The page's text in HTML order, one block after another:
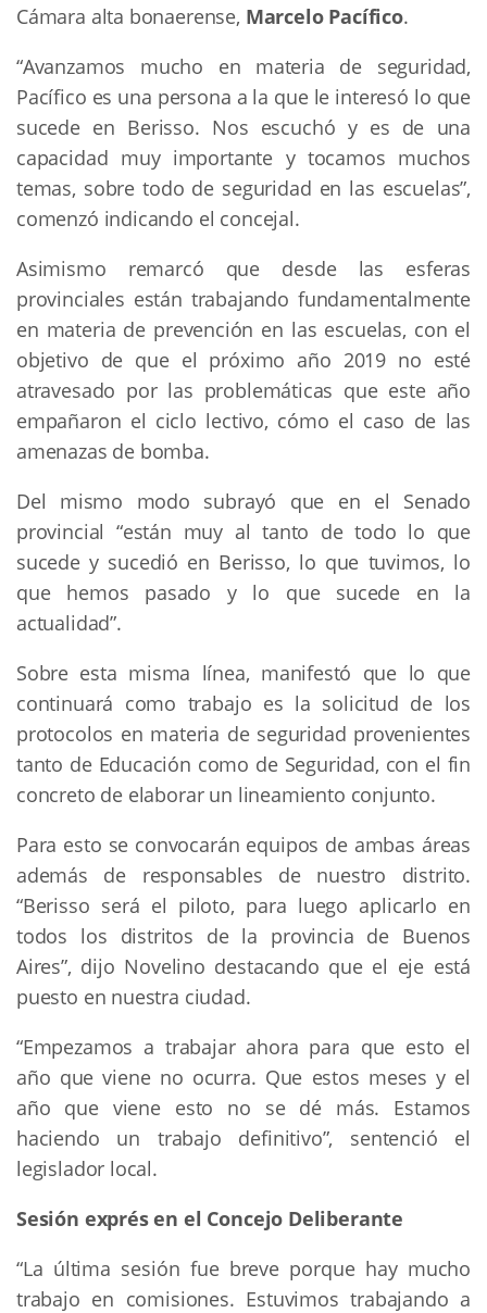
Cámara alta bonaerense, Marcelo Pacífico.
“Avanzamos mucho en materia de seguridad,
Pacífico es una persona a la que le interesó lo que
sucede en Berisso. Nos escuchó y es de una
capacidad muy importante y tocamos muchos
temas, sobre todo de seguridad en las escuelas”,
comenzó indicando el concejal.
Asimismo remarcó que desde las esferas
provinciales están trabajando fundamentalmente
en materia de prevención en las escuelas, con el
objetivo de que el próximo año 2019 no esté
atravesado por las problemáticas que este año
empañaron el ciclo lectivo, cómo el caso de las
amenazas de bomba.
Del mismo modo subrayó que en el Senado
provincial “están muy al tanto de todo lo que
sucede y sucedió en Berisso, lo que tuvimos, lo
que hemos pasado y lo que sucede en la
actualidad”.
Sobre esta misma línea, manifestó que lo que
continuará como trabajo es la solicitud de los
protocolos en materia de seguridad provenientes
tanto de Educación como de Seguridad, con el fin
concreto de elaborar un lineamiento conjunto.
Para esto se convocarán equipos de ambas áreas
además de responsables de nuestro distrito.
“Berisso será el piloto, para luego aplicarlo en
todos los distritos de la provincia de Buenos
Aires”, dijo Novelino destacando que el eje está
puesto en nuestra ciudad.
“Empezamos a trabajar ahora para que esto el
año que viene no ocurra. Que estos meses y el
año que viene esto no se dé más. Estamos
haciendo un trabajo definitivo”, sentenció el
legislador local.
Sesión exprés en el Concejo Deliberante
“La última sesión fue breve porque hay mucho
trabajo en comisiones. Estuvimos trabajando a